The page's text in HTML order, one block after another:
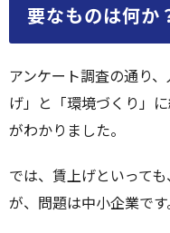
要なものは何か
アンケート調査の通り
げ」と「環境づくり」
がわかりました。
では、賃上げといって
が、問題は中小企業です